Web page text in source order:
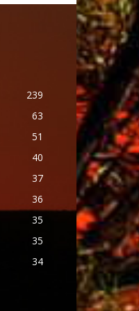
239
63
51
40
37
36
35
35
34